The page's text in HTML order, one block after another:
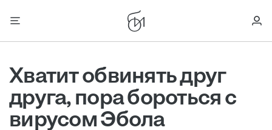
Хватит обвинять друг
друга, пора бороться с
вирусом Эбола